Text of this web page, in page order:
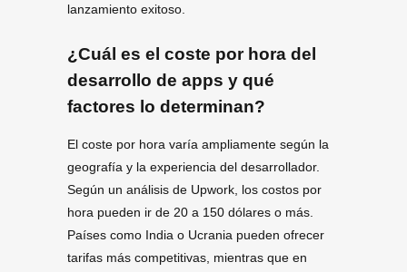
lanzamiento exitoso.
¿Cuál es el coste por hora del
desarrollo de apps y qué
factores lo determinan?
El coste por hora varía ampliamente según la
geografía y la experiencia del desarrollador.
Según un análisis de Upwork, los costos por
hora pueden ir de 20 a 150 dólares o más.
Países como India o Ucrania pueden ofrecer
tarifas más competitivas, mientras que en